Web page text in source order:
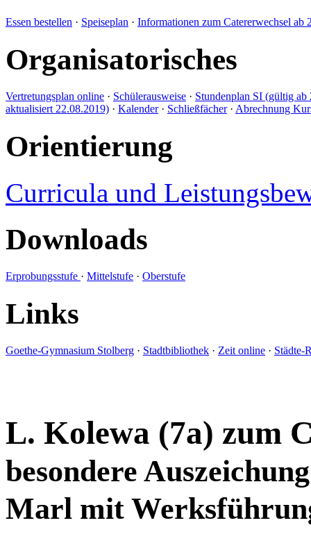
Essen bestellen · Speiseplan · Informationen zum Catererwechsel ab
Organisatorisches
Vertretungsplan online · Schülerausweise · Stundenplan SI (gültig
aktualisiert 22.08.2019) · Kalender· Schließfächer· Abrechnung
Orientierung
Curricula und
Downloads
Erprobungsstufe · Mittelstufe · Oberstufe
Links
Goethe-Gymnasium Stolberg · Stadtbibliothek · Zeit online · Städte-
L. Kolewa (7a) zum
besondere
Marl mit